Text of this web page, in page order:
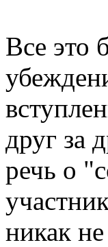
Все это
друг за
речь о
никак